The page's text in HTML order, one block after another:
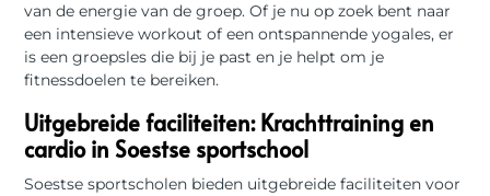
van de energie van de groep. Of je nu op zoek bent naar
een intensieve workout of een ontspannende yogales, er
is een groepsles die bij je past en je helpt om je
fitnessdoelen te bereiken.
Uitgebreide faciliteiten: Krachttraining en
cardio in Soestse sportschool
Soestse sportscholen bieden uitgebreide faciliteiten voor